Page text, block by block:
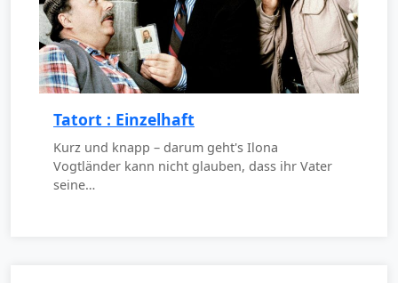
Tatort : Einzelhaft
Kurz und knapp – darum geht's Ilona
Vogtländer kann nicht glauben, dass ihr Vater
seine…